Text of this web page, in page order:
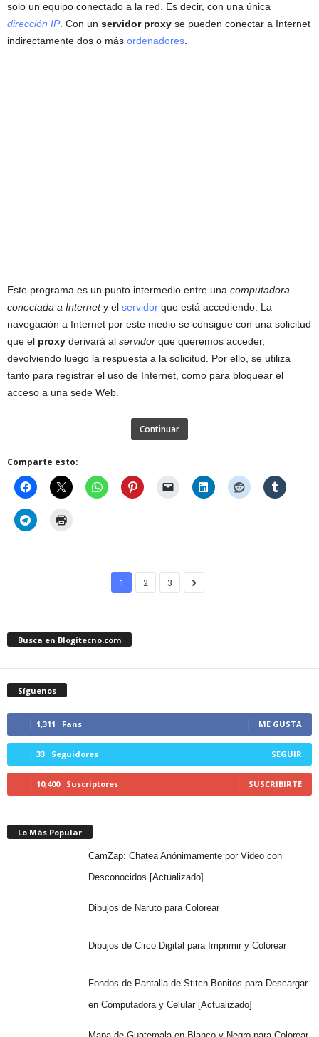
solo un equipo conectado a la red. Es decir, con una única
dirección IP. Con un servidor proxy se pueden conectar a Internet
indirectamente dos o más ordenadores.
Este programa es un punto intermedio entre una computadora
conectada a Internety el servidor que está accediendo. La
navegación a Internet por este medio se consigue con una solicitud
que el proxy derivará al servidor que queremos acceder,
devolviendo luego la respuesta a la solicitud. Por ello, se utiliza
tanto para registrar el uso de Internet, como para bloquear el
acceso a una sede Web.
Continuar
Comparte esto:
1 2 3
Busca en Blogitecno.com
Síguenos
1,311 Fans ME GUSTA
33 Seguidores SEGUIR
10,400 Suscriptores SUSCRIBIRTE
Lo Más Popular
CamZap: Chatea Anónimamente por Video con
Desconocidos [Actualizado]
Dibujos de Naruto para Colorear
Dibujos de Circo Digital para Imprimir y Colorear
Fondos de Pantalla de Stitch Bonitos para Descargar
en Computadora y Celular [Actualizado]